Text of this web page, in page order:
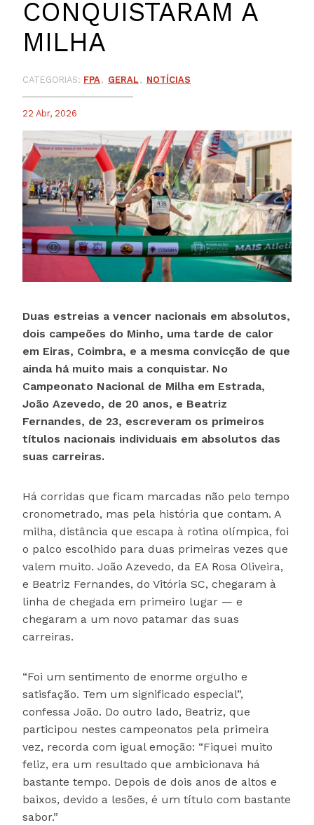
CONQUISTARAM A
MILHA
CATEGORIAS: FPA GERAL NOTÍCIAS
22 Abr, 2026
Duas estreias a vencer nacionais em absolutos,
dois campeões do Minho, uma tarde de calor
em Eiras, Coimbra, e a mesma convicção de que
ainda há muito mais a conquistar. No
Campeonato Nacional de Milha em Estrada,
João Azevedo, de 20 anos, e Beatriz
Fernandes, de 23, escreveram os primeiros
títulos nacionais individuais em absolutos das
suas carreiras.
Há corridas que ficam marcadas não pelo tempo
cronometrado, mas pela história que contam. A
milha, distância que escapa à rotina olímpica, foi
o palco escolhido para duas primeiras vezes que
valem muito. João Azevedo, da EA Rosa Oliveira,
e Beatriz Fernandes, do Vitória SC, chegaram à
linha de chegada em primeiro lugar — e
chegaram a um novo patamar das suas
carreiras.
“Foi um sentimento de enorme orgulho e
satisfação. Tem um significado especial”,
confessa João. Do outro lado, Beatriz, que
participou nestes campeonatos pela primeira
vez, recorda com igual emoção: “Fiquei muito
feliz, era um resultado que ambicionava há
bastante tempo. Depois de dois anos de altos e
baixos, devido a lesões, é um título com bastante
sabor.”